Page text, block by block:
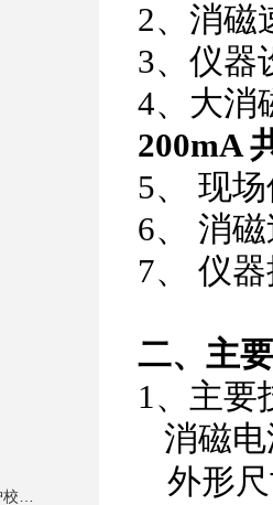
2、消磁
3、仪器
4、大消
200mA
5、 现
6、 消
7、 仪
二、主
1、主要
消磁
外形